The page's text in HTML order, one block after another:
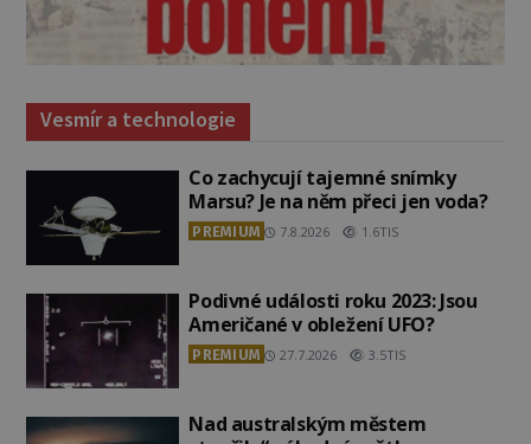
Vesmír a technologie
Co zachycují tajemné snímky
Marsu? Je na něm přeci jen voda?
PREMIUM 7.8.2026 1.6TIS
Podivné události roku 2023: Jsou
Američané v obležení UFO?
PREMIUM 27.7.2026 3.5TIS
Nad australským městem